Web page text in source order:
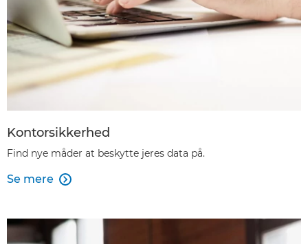
Kontorsikkerhed
Find nye måder at beskytte jeres data på.
Se mere 